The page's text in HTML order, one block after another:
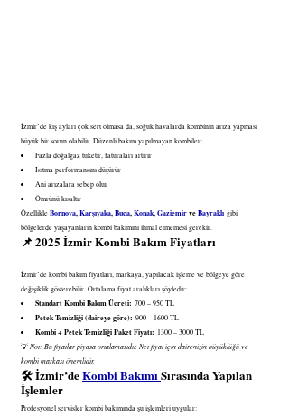
İzmir’de kış ayları çok sert olmasa da, soğuk havalarda kombinin arıza yapması
büyük bir sorun olabilir. Düzenli bakım yapılmayan kombiler:
Fazla doğalgaz tüketir, faturaları artırır
Isıtma performansını düşürür
Ani arızalara sebep olur
Ömrünü kısaltır
Özellikle Bornova, Karşıyaka, Buca, Konak, Gaziemir ve Bayraklı gibi
bölgelerde yaşayanların kombi bakımını ihmal etmemesi gerekir.
📌 2025 İzmir Kombi Bakım Fiyatları
İzmir’de kombi bakım fiyatları, markaya, yapılacak işleme ve bölgeye göre
değişiklik gösterebilir. Ortalama fiyat aralıkları şöyledir:
Standart Kombi Bakım Ücreti: 700 – 950 TL
Petek Temizliği (daireye göre): 900 – 1600 TL
Kombi + Petek Temizliği Paket Fiyatı: 1300 – 3000 TL
💡 Not: Bu fiyatlar piyasa ortalamasıdır. Net fiyat için dairenizin büyüklüğü ve
kombi markası önemlidir.
🛠 İzmir’de Kombi Bakımı Sırasında Yapılan
İşlemler
Profesyonel servisler kombi bakımında şu işlemleri uygular: